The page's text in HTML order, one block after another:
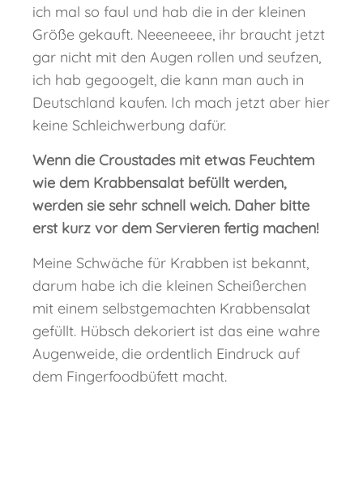
ich mal so faul und hab die in der kleinen
Größe gekauft. Neeeneeee, ihr braucht jetzt
gar nicht mit den Augen rollen und seufzen,
ich hab gegoogelt, die kann man auch in
Deutschland kaufen. Ich mach jetzt aber hier
keine Schleichwerbung dafür.
Wenn die Croustades mit etwas Feuchtem
wie dem Krabbensalat befüllt werden,
werden sie sehr schnell weich. Daher bitte
erst kurz vor dem Servieren fertig machen!
Meine Schwäche für Krabben ist bekannt,
darum habe ich die kleinen Scheißerchen
mit einem selbstgemachten Krabbensalat
gefüllt. Hübsch dekoriert ist das eine wahre
Augenweide, die ordentlich Eindruck auf
dem Fingerfoodbüfett macht.